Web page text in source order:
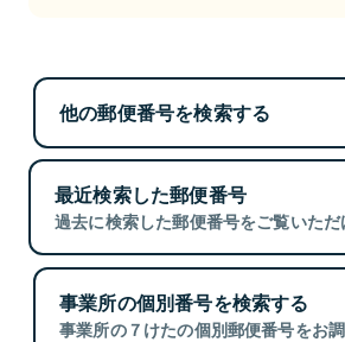
他の郵便番号を検索する
最近検索した郵便番号
過去に検索した郵便番号をご覧いただ
事業所の個別番号を検索する
事業所の７けたの個別郵便番号をお調